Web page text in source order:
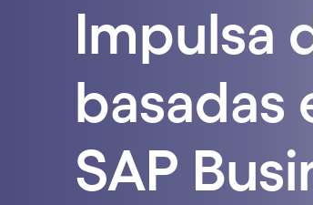
Impulsa
basadas
SAP